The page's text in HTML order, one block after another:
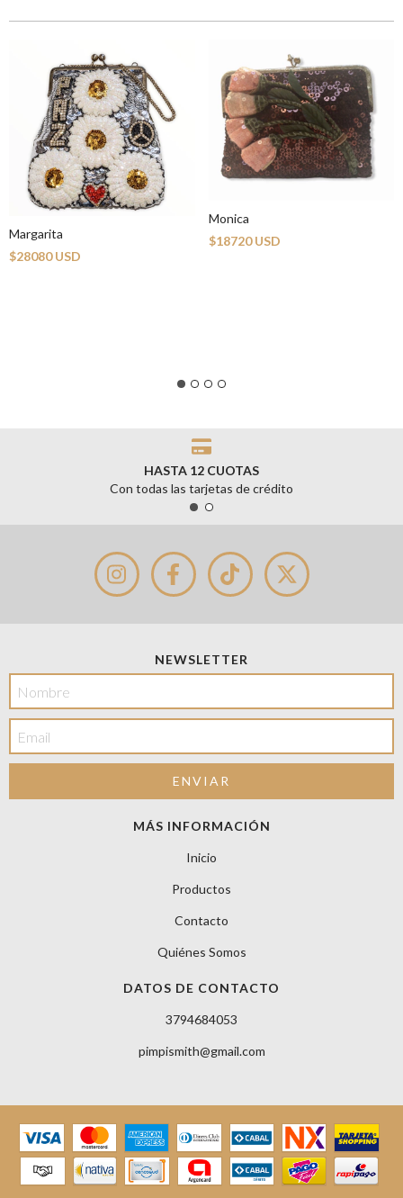
Margarita
$28080 USD
Monica
$18720 USD
HASTA 12 CUOTAS
Con todas las tarjetas de crédito
NEWSLETTER
MÁS INFORMACIÓN
Inicio
Productos
Contacto
Quiénes Somos
DATOS DE CONTACTO
3794684053
pimpismith@gmail.com